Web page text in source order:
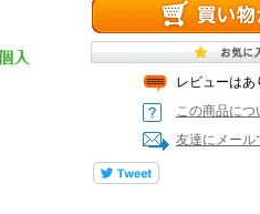
レビューはあ
この商品につ
友達にメール